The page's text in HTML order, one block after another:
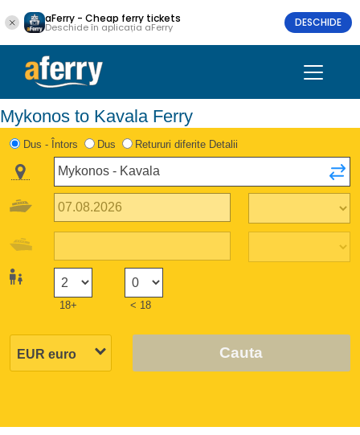
aFerry - Cheap ferry tickets
Deschide în aplicația aFerry DESCHIDE
Mykonos to Kavala Ferry
Dus - Întors Dus Retururi diferite Detalii
18+ < 18
Cauta